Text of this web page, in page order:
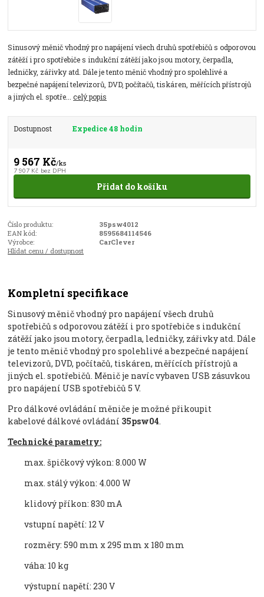
Sinusový měnič vhodný pro napájení všech druhů spotřebičů s odporovou
zátěží i pro spotřebiče s indukční zátěží jako jsou motory, čerpadla,
ledničky, zářivky atd. Dále je tento měnič vhodný pro spolehlivé a
bezpečné napájení televizorů, DVD, počítačů, tiskáren, měřících přístrojů
a jiných el. spotře...celý popis
Dostupnost Expedice 48 hodin
9 567 Kč/ks
7 907 Kč bez DPH
Přidat do košíku
Číslo produktu:
35psw4012
EAN kód:
8595684114546
Výrobce:
CarClever
Hlídat cenu / dostupnost
Kompletní specifikace
Sinusový měnič vhodný pro napájení všech druhů
spotřebičů s odporovou zátěží i pro spotřebiče s indukční
zátěží jako jsou motory,čerpadla, ledničky, zářivky atd. Dále
je tento měnič vhodný pro spolehlivé a bezpečné napájení
televizorů, DVD, počítačů, tiskáren, měřících přístrojů a
jiných el. spotřebičů. Měnič je navíc vybaven USB zásuvkou
pro napájení USB spotřebičů 5 V.
Pro dálkové ovládání měniče je možné přikoupit
kabelové dálkové ovládání 35psw04.
Technické parametry:
max. špičkový výkon: 8.000 W
max. stálý výkon: 4.000 W
klidový příkon:830 mA
vstupní napětí: 12 V
rozměry: 590 mm x 295 mm x 180 mm
váha: 10 kg
výstupní napětí: 230 V